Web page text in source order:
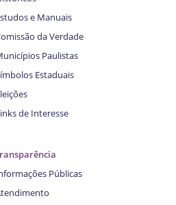
e Manuais
da Verdade
Paulistas
Estaduais
de Interesse
Públicas